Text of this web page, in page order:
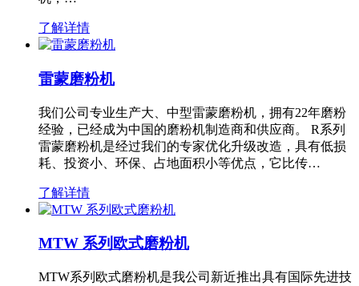
了解详情
雷蒙磨粉机
我们公司专业生产大、中型雷蒙磨粉机，拥有22年磨粉
经验，已经成为中国的磨粉机制造商和供应商。 R系列
雷蒙磨粉机是经过我们的专家优化升级改造，具有低损
耗、投资小、环保、占地面积小等优点，它比传…
了解详情
MTW 系列欧式磨粉机
MTW系列欧式磨粉机是我公司新近推出具有国际先进技